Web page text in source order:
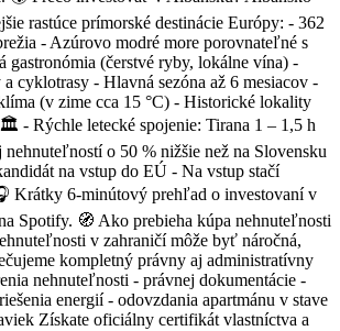
rastúce prímorské destinácie Európy: - 362
- Azúrovo modré more porovnateľné s
(čerstvé ryby, lokálne vína) -
cyklotrasy - Hlavná sezóna až 6 mesiacov -
(v zime cca 15 °C) - Historické lokality
- Rýchle letecké spojenie: Tirana 1 – 1,5 h
o 50 % nižšie než na Slovensku
na vstup do EÚ - Na vstup stačí
Krátky 6-minútový prehľad o investovaní v
Spotify. 🧭 Ako prebieha kúpa nehnuteľnosti
v zahraničí môže byť náročná,
kompletný právny aj administratívny
nehnuteľnosti - právnej dokumentácie -
energií - odovzdania apartmánu v stave
Získate oficiálny certifikát vlastníctva a